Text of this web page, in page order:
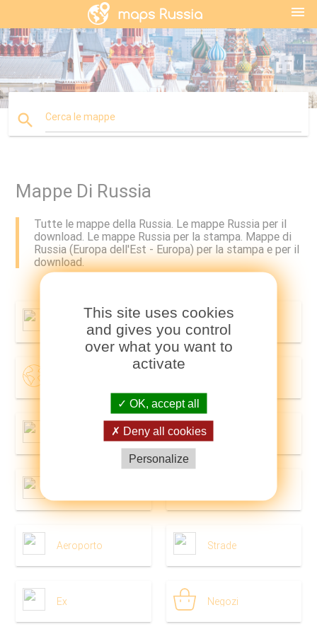
menu
search Cerca le mappe
Mappe Di Russia
Tutte le mappe della Russia. Le mappe Russia per il
download. Le mappe Russia per la stampa. Mappe di
Russia (Europa dell'Est - Europa) per la stampa e per il
download.
Quartieri
Aeroporto Strade
Ex Negozi
This site uses cookies
and gives you control
over what you want to
activate
OK, accept all
Deny all cookies
Personalize